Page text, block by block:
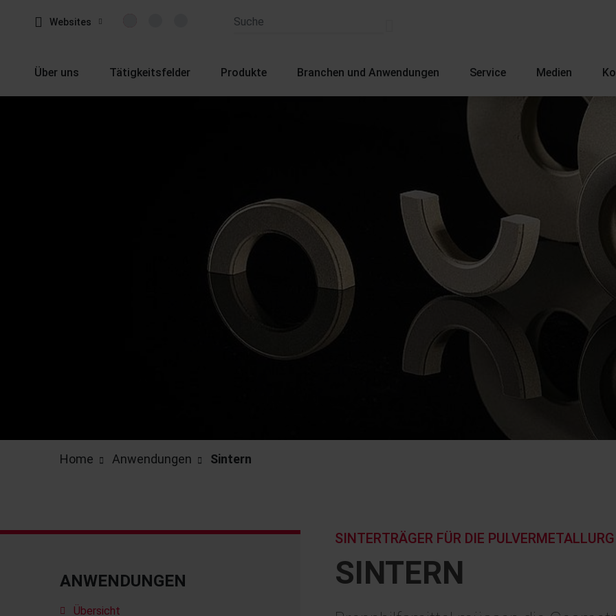
Websites
Über uns Tätigkeitsfelder Produkte Branchen und Anwendungen Service Medien
Home Anwendungen Sintern
ANWENDUNGEN
Übersicht
SINTERN
SINTERTRÄGER FÜR DIE